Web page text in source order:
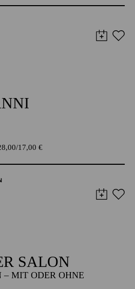
17,00 €
SALON
– MIT ODER OHNE